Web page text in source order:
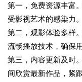
第一，免费资源丰富
受影视艺术的感染力。
第二，观影体验多样
流畅播放技术，确保
第三，内容更新及时
间欣赏最新作品，紧